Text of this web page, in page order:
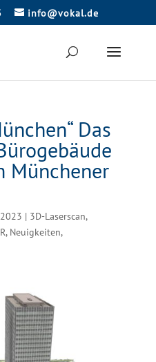
info@vokal.de
Das
Münchener
| 3D-Laserscan,
, Neuigkeiten,